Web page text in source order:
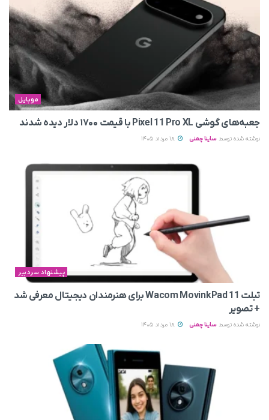
موبایل
جعبه‌های گوشی Pixel 11 Pro XL با قیمت ۱۷۰۰ دلار دیده شدند
نوشته شده توسط ساینا چمنی
پیشنهاد سردبیر
تبلت Wacom MovinkPad 11 برای هنرمندان دیجیتال معرفی شد
+ تصویر
نوشته شده توسط ساینا چمنی